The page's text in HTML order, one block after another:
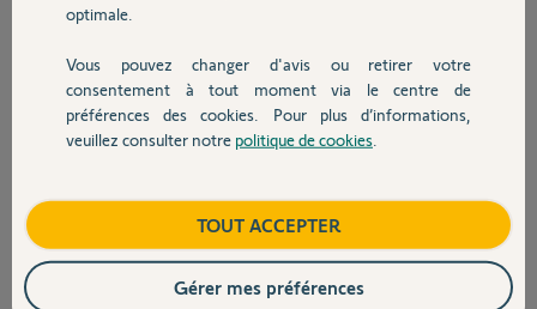
Devis avec un pro
Contact
Réponses
Si votre moteur fonctionne par accoups alors que le tablier estfixé au
tube et qu'il ne fonctionne plus tablier fixé.
Oui, sur le module VR RTS vous pouvez affecter 2 My, un en montée un
en descente.
https://service.somfy.com/downloads/fr_v5/5110252a000micr...
optimale.
Vous pouvez changer d'avis ou retirer votre
consentement à tout moment via le centre de
préférences des cookies. Pour plus d’informations,
veuillez consulter notre politique de cookies
TOUT ACCEPTER
Gérer mes préférences